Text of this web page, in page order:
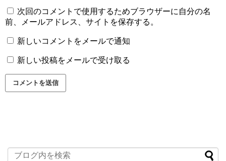
次回のコメントで使用するためブラウザーに自分の名
前、メールアドレス、サイトを保存する。
新しいコメントをメールで通知
新しい投稿をメールで受け取る